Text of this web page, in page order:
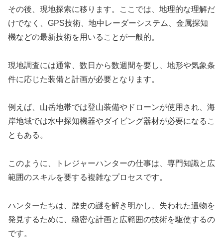
その後、現地探索に移ります。ここでは、地理的な理解だ
けでなく、GPS技術、地中レーダーシステム、金属探知
機などの最新技術を用いることが一般的。
現地調査には通常、数日から数週間を要し、地形や気象条
件に応じた装備と計画が必要となります。
例えば、山岳地帯では登山装備やドローンが使用され、海
岸地域では水中探知機器やダイビング器材が必要になるこ
ともある。
このように、トレジャーハンターの仕事は、専門知識と広
範囲のスキルを要する複雑なプロセスです。
ハンターたちは、歴史の謎を解き明かし、失われた遺物を
発見するために、緻密な計画と広範囲の技術を駆使するの
です。